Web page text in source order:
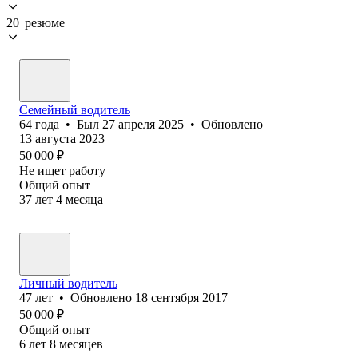
20 резюме
Семейный водитель
64 года • Был 27 апреля 2025 • Обновлено
13 августа 2023
50 000 ₽
Не ищет работу
Общий опыт
37 лет 4 месяца
Личный водитель
47 лет • Обновлено 18 сентября 2017
50 000 ₽
Общий опыт
6 лет 8 месяцев